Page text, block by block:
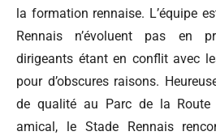
la formation rennaise. L’équipe
Rennais n’évoluent pas en
dirigeants étant en conflit avec
pour d’obscures raisons.
de qualité au Parc de la Route
amical, le Stade Rennais